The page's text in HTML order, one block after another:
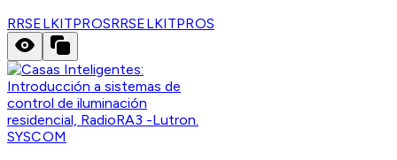
RRSELKITPROSRRSELKITPROS
SYSCOM